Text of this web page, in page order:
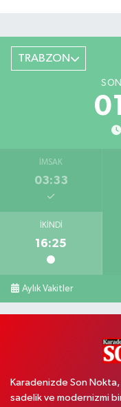
TRABZON
İMSAK
03:33
İKINDI
16:25
Aylık Vakitler
Karadenizde Son
sadelik ve modernizmi